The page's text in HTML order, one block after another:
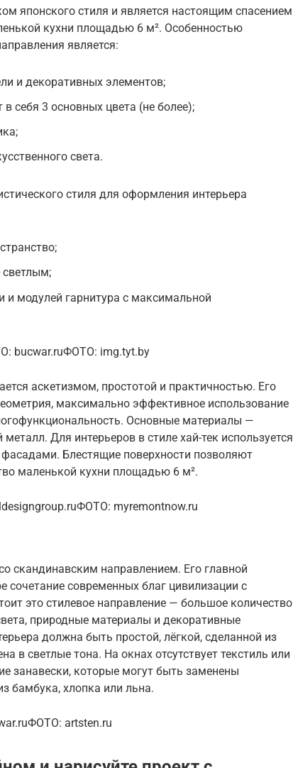
японского стиля и является настоящим спасением
кухни площадью 6 м². Особенностью
является:
и декоративных элементов;
себя 3 основных цвета (не более);
света.
стиля для оформления интерьера
светлым;
и модулей гарнитура с максимальной
bucwar.ruФОТО: img.tyt.by
аскетизмом, простотой и практичностью. Его
максимально эффективное использование
Основные материалы —
Для интерьеров в стиле хай-тек используется
Блестящие поверхности позволяют
маленькой кухни площадью 6 м².
myremontnow.ru
скандинавским направлением. Его главной
сочетание современных благ цивилизации с
это стилевое направление — большое количество
природные материалы и декоративные
должна быть простой, лёгкой, сделанной из
в светлые тона. На окнах отсутствует текстиль или
занавески, которые могут быть заменены
бамбука, хлопка или льна.
artsten.ru